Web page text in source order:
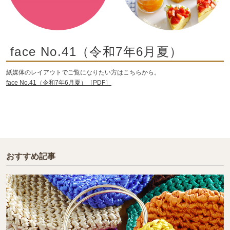
face No.41（令和7年6月夏）
紙媒体のレイアウトでご覧になりたい方はこちらから。
face No.41（令和7年6月夏）［PDF］
おすすめ記事